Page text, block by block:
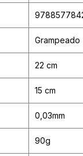
Grampeado
22 cm
15 cm
0,03mm
90g